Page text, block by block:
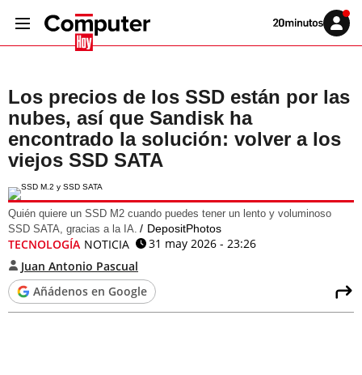
Volver
Iniciar
sesión
Los precios de los SSD están por las
nubes, así que Sandisk ha
encontrado la solución: volver a los
viejos SSD SATA
Quién quiere un SSD M2 cuando puedes tener un lento y voluminoso
SSD SATA, gracias a la IA.
DepositPhotos
TECNOLOGÍA NOTICIA
31 may 2026 - 23:26
Juan Antonio Pascual
Añádenos en Google